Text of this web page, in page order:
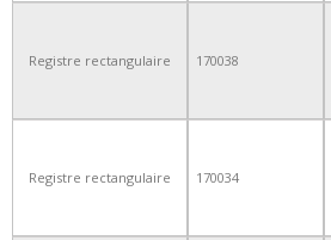
Registre rectangulaire 170038
Registre rectangulaire 170034